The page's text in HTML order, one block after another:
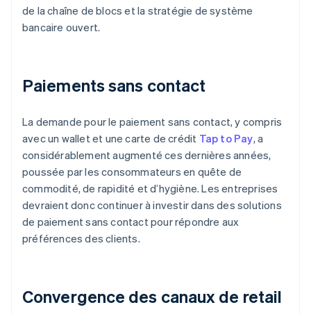
de la chaîne de blocs et la stratégie de système
bancaire ouvert.
Paiements sans contact
La demande pour le paiement sans contact, y compris
avec un wallet et une carte de crédit Tap to Pay, a
considérablement augmenté ces dernières années,
poussée par les consommateurs en quête de
commodité, de rapidité et d’hygiène. Les entreprises
devraient donc continuer à investir dans des solutions
de paiement sans contact pour répondre aux
préférences des clients.
Convergence des canaux de retail